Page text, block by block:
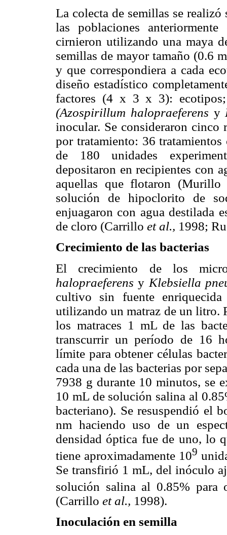
La colecta de semillas se realizó
las poblaciones
cirnieron utilizando una maya
semillas de mayor tamaño (0.6
y que correspondiera a cada
diseño estadístico
factores (4 x 3 x 3):
(Azospirillum halopraeferens y
inocular. Se consideraron
por tratamiento: 36
de 180 unidades
depositaron en recipientes con
aquellas que flotaron
solución de hipoclorito de
enjuagaron con agua destilada
de cloro (Carrillo et al., 1998;
Crecimiento de las bacterias
El crecimiento de los
halopraeferens y Klebsiella
cultivo sin fuente
utilizando un matraz de un litro.
los matraces 1 mL de las
transcurrir un período de 16
límite para obtener células
cada una de las bacterias por
7938 g durante 10 minutos, se
10 mL de solución salina al
bacteriano). Se resuspendió el
nm haciendo uso de un
densidad óptica fue de uno, lo
tiene aproximadamente 109
Se transfirió 1 mL, del inóculo
solución salina al 0.85% para
(Carrillo et al., 1998).
Inoculación en semilla